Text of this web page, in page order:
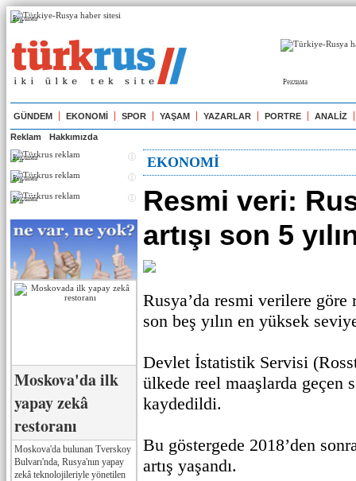
Реклама
Реклама
GÜNDEM EKONOMİ SPOR YAŞAM YAZARLAR PORTRE ANALİZ
Reklam Hakkımızda
Реклама
Реклама
Реклама
Moskova'da ilk
yapay zekâ
restoranı
Moskova'da bulunan Tverskoy
Bulvarı'nda, Rusya'nın yapay
zekâ teknolojileriyle yönetilen
EKONOMİ
Resmi veri:
artışı son 5
Rusya’da resmi verilere göre
son beş yılın en yüksek
Devlet İstatistik Servisi
ülkede reel maaşlarda geçen
kaydedildi.
Bu göstergede 2018’den
artış yaşandı.